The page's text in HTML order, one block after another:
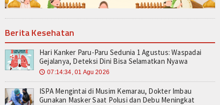
Berita Kesehatan
Hari Kanker Paru-Paru Sedunia 1 Agustus: Waspadai
Gejalanya, Deteksi Dini Bisa Selamatkan Nyawa
🕔 07:14:34, 01 Agu 2026
ISPA Mengintai di Musim Kemarau, Dokter Imbau
Gunakan Masker Saat Polusi dan Debu Meningkat